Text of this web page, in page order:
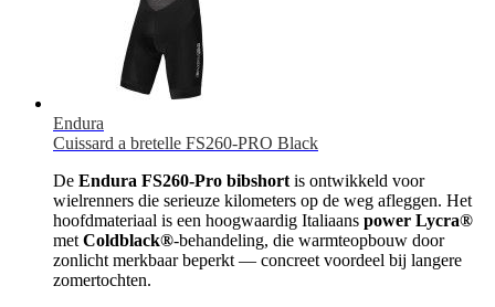
Endura
Cuissard a bretelle FS260-PRO Black
De Endura FS260-Pro bibshort is ontwikkeld voor
wielrenners die serieuze kilometers op de weg afleggen. Het
hoofdmateriaal is een hoogwaardig Italiaans power Lycra®
met Coldblack®-behandeling, die warmteopbouw door
zonlicht merkbaar beperkt — concreet voordeel bij langere
zomertochten.